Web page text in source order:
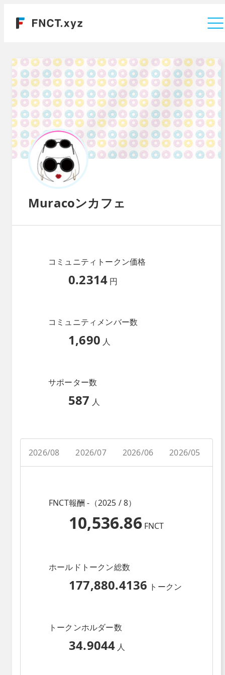
Muracoンカフェ
コミュニティトークン価格
0.2314 円
コミュニティメンバー数
1,690 人
サポーター数
587 人
2026/08 2026/07 2026/06 2026/05
FNCT報酬 -（2025 / 8）
10,536.86 FNCT
ホールドトークン総数
177,880.4136 トークン
トークンホルダー数
34.9044 人